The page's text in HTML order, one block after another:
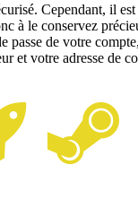
Cependant, il
à le conservez
de votre
et votre adresse